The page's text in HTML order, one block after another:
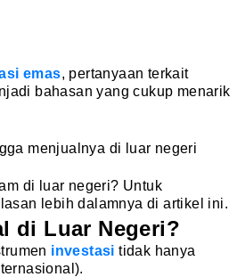
emas, pertanyaan terkait
bahasan yang cukup menarik
menjualnya di luar negeri
di luar negeri? Untuk
lebih dalamnya di artikel ini.
di Luar Negeri?
investasi tidak hanya